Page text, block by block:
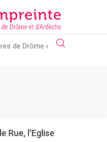
B263626101_CP1834 )
want the default styling
Rue, l'Eglise